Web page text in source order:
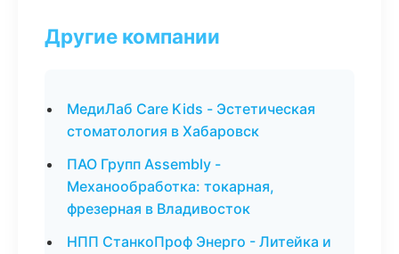
Другие компании
МедиЛаб Care Kids - Эстетическая
стоматология в Хабаровск
ПАО Групп Assembly -
Механообработка: токарная,
фрезерная в Владивосток
НПП СтанкоПроф Энерго - Литейка и